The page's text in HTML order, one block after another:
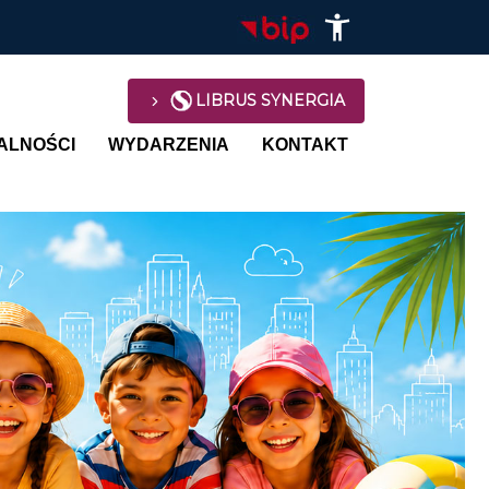
LIBRUS SYNERGIA
WYDARZENIA KONTAKT